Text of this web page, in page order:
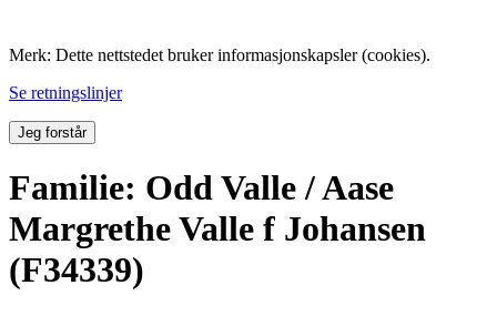
Merk: Dette nettstedet bruker informasjonskapsler (cookies).
Se retningslinjer
Jeg forstår
Familie: Odd Valle / Aase
Margrethe Valle f Johansen
(F34339)